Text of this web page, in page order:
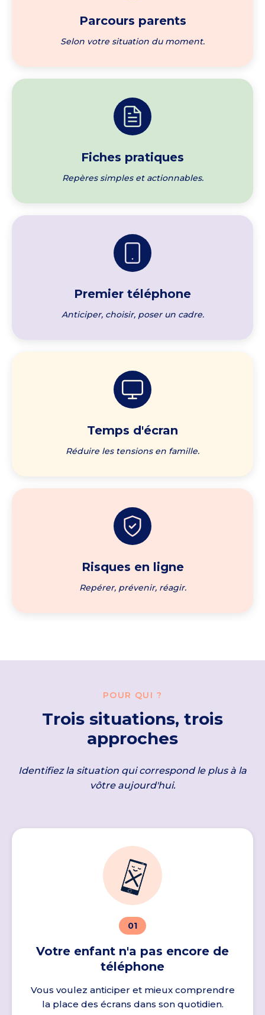
Parcours parents
Selon votre situation du moment.
Fiches pratiques
Repères simples et actionnables.
Premier téléphone
Anticiper, choisir, poser un cadre.
Temps d'écran
Réduire les tensions en famille.
Risques en ligne
Repérer, prévenir, réagir.
POUR QUI ?
Trois situations, trois
approches
Identifiez la situation qui correspond le plus à la
vôtre aujourd'hui.
01
Votre enfant n'a pas encore de
téléphone
Vous voulez anticiper et mieux comprendre
la place des écrans dans son quotidien.